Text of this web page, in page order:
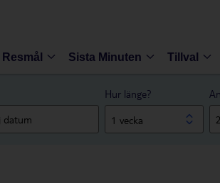
Resmål Sista Minuten Tillval
Hur länge?
1 vecka